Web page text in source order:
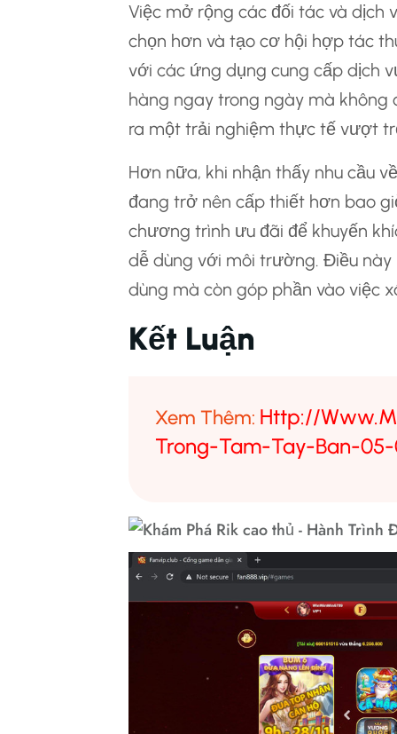
Việc mở rộng các đối tác và dịch
chọn hơn và tạo cơ hội hợp tác
với các ứng dụng cung cấp dịch
hàng ngay trong ngày mà không
ra một trải nghiệm thực tế vượt
Hơn nữa, khi nhận thấy nhu cầu
đang trở nên cấp thiết hơn bao
chương trình ưu đãi để khuyến
dễ dùng với môi trường. Điều
dùng mà còn góp phần vào việc
Kết Luận
Xem Thêm: Http://
Trong-Tam-Tay-Ban-